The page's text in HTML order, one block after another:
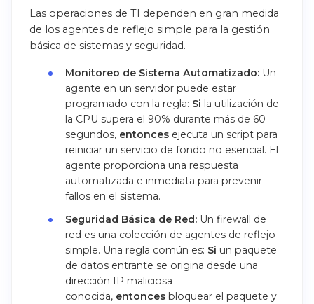
Las operaciones de TI dependen en gran medida
de los agentes de reflejo simple para la gestión
básica de sistemas y seguridad.
Monitoreo de Sistema Automatizado:Un
agente en un servidor puede estar
programado con la regla: Si la utilización de
la CPU supera el 90% durante más de 60
segundos, entoncesejecuta un script para
reiniciar un servicio de fondo no esencial. El
agente proporciona una respuesta
automatizada e inmediata para prevenir
fallos en el sistema.
Seguridad Básica de Red:Un firewall de
red es una colección de agentes de reflejo
simple. Una regla común es: Si un paquete
de datos entrante se origina desde una
dirección IP maliciosa
conocida, entoncesbloquear el paquete y